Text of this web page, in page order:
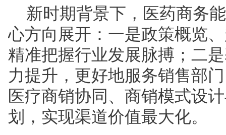
新时期背景下，医药商务
心方向展开：一是政策概览
精准把握行业发展脉搏；二
力提升，更好地服务销售部
医疗商销协同、商销模式设
划，实现渠道价值最大化。